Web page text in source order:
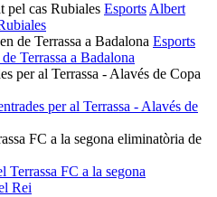
Esports Albert
Esports
Terrassa a Badalona
per al Terrassa - Alavés de
FC a la segona
Rei